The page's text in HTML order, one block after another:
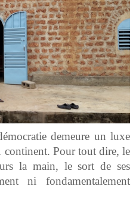
demeure un luxe
continent. Pour tout dire, le
la main, le sort de ses
ni fondamentalement